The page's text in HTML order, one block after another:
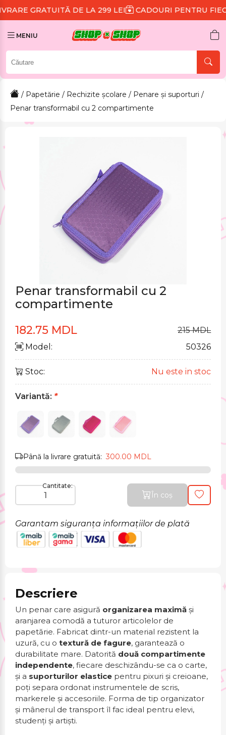
DE LA 299 LEI CADOURI PENTRU FIECARE
MENIU
/ Papetărie / Rechizite școlare / Penare și suporturi /
Penar transformabil cu 2 compartimente
Penar transformabil cu 2
compartimente
182.75 MDL
215 MDL
Model:
50326
Stoc: Nu este in stoc
Variantă: *
Până la livrare gratuită:300.00 MDL
Cantitate:
În coș
Garantam siguranța informațiilor de plată
Descriere
Un penar care asigură organizarea maximă și
aranjarea comodă a tuturor articolelor de
papetărie. Fabricat dintr-un material rezistent la
uzură, cu o textură de fagure, garantează o
durabilitate mare. Datorită două compartimente
independente, fiecare deschizându-se ca o carte,
și a suporturilor elastice pentru pixuri și creioane,
poți separa ordonat instrumentele de scris,
markerele și accesoriile. Forma de tip organizator
și mânerul de transport îl fac ideal pentru elevi,
studenți și artiști.